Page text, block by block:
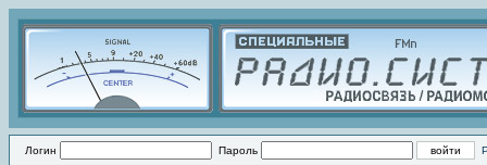
Логин Пароль